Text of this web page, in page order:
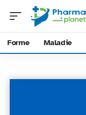
Forme Maladie